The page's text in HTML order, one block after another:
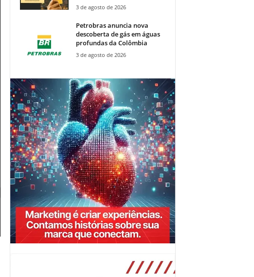
3 de agosto de 2026
Petrobras anuncia nova
descoberta de gás em águas
profundas da Colômbia
3 de agosto de 2026